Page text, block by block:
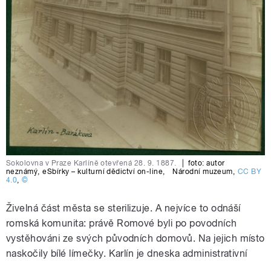
Sokolovna v Praze Karlíně otevřená 28. 9. 1887. foto:autor
neznámý,eSbírky – kulturní dědictví on-line, Národní muzeum, CC BY
4.0,©
Živelná část města se sterilizuje. A nejvíce to odnáší
romská komunita: právě Romové byli po povodních
vystěhováni ze svých původních domovů. Na jejich místo
naskočily bílé límečky. Karlín je dneska administrativní